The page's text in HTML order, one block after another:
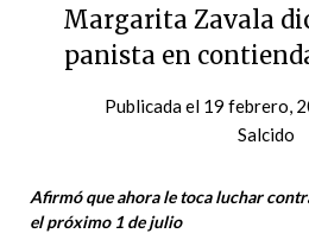
Margarita Zavala
panista en
Publicada el 19 febrero,
Salcido
Afirmó que ahora le toca luchar
el próximo 1 de julio